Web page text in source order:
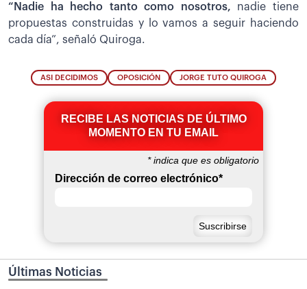
“Nadie ha hecho tanto como nosotros, nadie tiene
propuestas construidas y lo vamos a seguir haciendo
cada día”, señaló Quiroga.
ASI DECIDIMOS OPOSICIÓN JORGE TUTO QUIROGA
RECIBE LAS NOTICIAS DE ÚLTIMO
MOMENTO EN TU EMAIL
*indica que es obligatorio
Dirección de correo electrónico*
Últimas Noticias